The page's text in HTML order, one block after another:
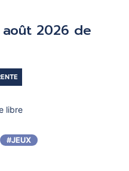
2026 de
libre
#JEUX